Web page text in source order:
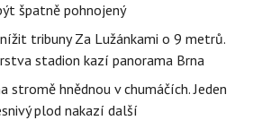
špatně pohnojený
tribuny Za Lužánkami o 9 metrů.
stadion kazí panorama Brna
stromě hnědnou v chumáčích. Jeden
plod nakazí další